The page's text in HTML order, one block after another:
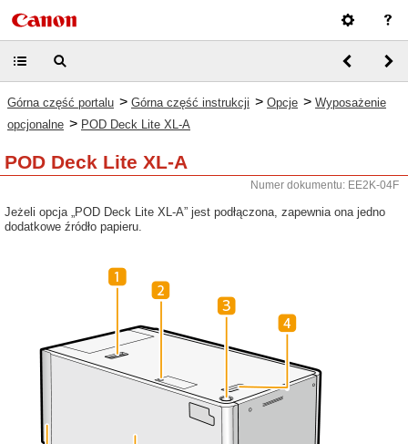
Górna część portalu > Górna część instrukcji > Opcje > Wyposażenie
opcjonalne > POD Deck Lite XL-A
POD Deck Lite XL-A
Numer dokumentu: EE2K-04F
Jeżeli opcja „POD Deck Lite XL-A” jest podłączona, zapewnia ona jedno
dodatkowe źródło papieru.